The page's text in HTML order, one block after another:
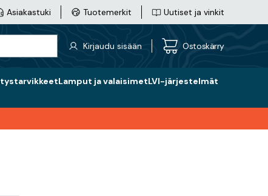
Asiakastuki Tuotemerkit Uutiset ja vinkit
Kirjaudu sisään Ostoskärry
Lamput ja valaisimetLVI-järjestelmät